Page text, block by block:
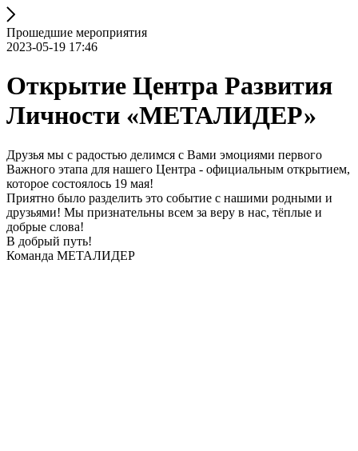
Прошедшие мероприятия
2023-05-19 17:46
Открытие Центра Развития
Личности «МЕТАЛИДЕР»
Друзья мы с радостью делимся с Вами эмоциями первого
Важного этапа для нашего Центра - официальным открытием,
которое состоялось 19 мая!
Приятно было разделить это событие с нашими родными и
друзьями! Мы признательны всем за веру в нас, тёплые и
добрые слова!
В добрый путь!
Команда МЕТАЛИДЕР